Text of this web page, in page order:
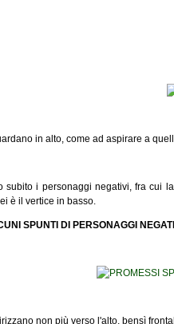
in alto, come ad aspirare a
subito i personaggi negativi, fra
è il vertice in basso.
SPUNTI DI PERSONAGGI
non più verso l'alto, bensì